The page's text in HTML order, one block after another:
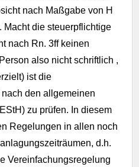
nach Maßgabe von H
Macht die steuerpflichtige
nach Rn. 3ff keinen
also nicht schriftlich ,
ist die
den allgemeinen
zu prüfen. In diesem
Regelungen in allen noch
d.h.
Vereinfachungsregelung